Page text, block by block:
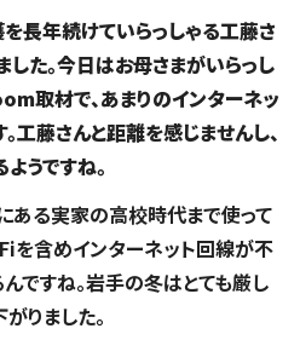
長年続けていらっしゃる工藤さ
た。今日はお母さまがいらっし
取材で、あまりのインターネッ
工藤さんと距離を感じませんし、
うですね。
ある実家の高校時代まで使って
を含めインターネット回線が不
ですね。岩手の冬はとても厳し
りました。